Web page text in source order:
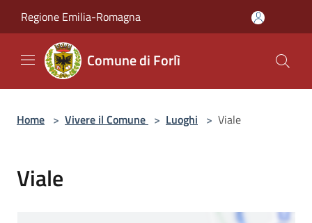
Regione Emilia-Romagna
Comune di Forlì
Home > Vivere il Comune > Luoghi > Viale
Viale